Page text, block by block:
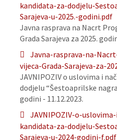
kandidata-za-dodjelu-
Sarajeva-u-2025.-godini.pdf
Javna rasprava na Nacrt
Grada Sarajeva za 2025.
Javna-rasprava-na-
vijeca-Grada-Sarajeva-za-
JAVNIPOZIV o uslovima i
dodjelu “Šestoaprilske
godini - 11.12.2023.
JAVNIPOZIV-o-
kandidata-za-dodjelu-
Sarajeva-u-2024-godini-f.pdf